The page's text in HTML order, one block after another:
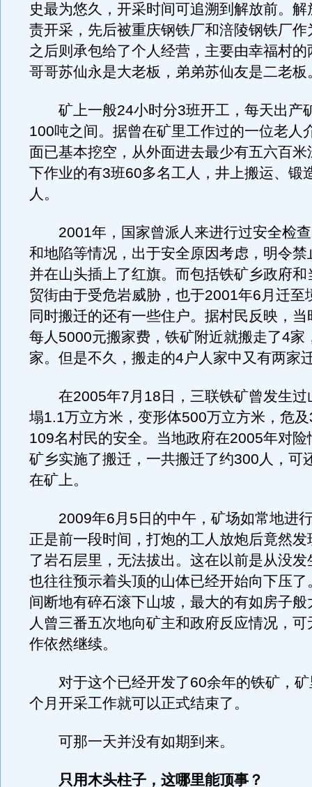
史最为悠久，开采时间可追溯到解放前。
责开采，先后被重庆钢铁厂和涪陵钢铁厂作
之后则承包给了个人经营，主要由幸福村
哥哥苏仙永是大老板，弟弟苏仙友是二老板
矿上一般24小时分3班开工，每天出产
100吨之间。据曾在矿里工作过的一位老人
面已基本挖空，从外面进去最少有五六百米
下作业的有3班60多名工人，井上搬运、锻
人。
2001年，国家曾派人来进行过安全检查
和地陷等情况，出于安全原因考虑，明令禁
并在山头插上了红旗。而包括铁矿乡政府和
贸街由于受危岩威胁，也于2001年6月迁至
同时搬迁的还有一些住户。据村民反映，
每人5000元搬家费，铁矿附近就搬走了4家
家。但是不久，搬走的4户人家中又有两家
在2005年7月18日，三联铁矿曾发生过
塌1.1万立方米，变形体500万立方米，危
109名村民的安全。当地政府在2005年对险
矿乡实施了搬迁，一共搬迁了约300人，可
在矿上。
2009年6月5日的中午，矿场如常地进
正是前一段时间，打炮的工人放炮后竟然发
了岩石层里，无法拔出。这在以前是从没发
也往往预示着头顶的山体已经开始向下压了
间断地有碎石滚下山坡，最大的有如房子般
人曾三番五次地向矿主和政府反应情况，
作依然继续。
对于这个已经开发了60余年的铁矿，矿
个月开采工作就可以正式结束了。
可那一天并没有如期到来。
只用木头柱子，这哪里能顶事？